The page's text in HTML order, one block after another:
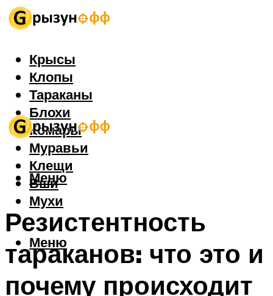
Крысы
Клопы
Тараканы
Блохи
Комары
Муравьи
Клещи
Вши
Мухи
Меню
Меню
Резистентность
тараканов: что это и
почему происходит